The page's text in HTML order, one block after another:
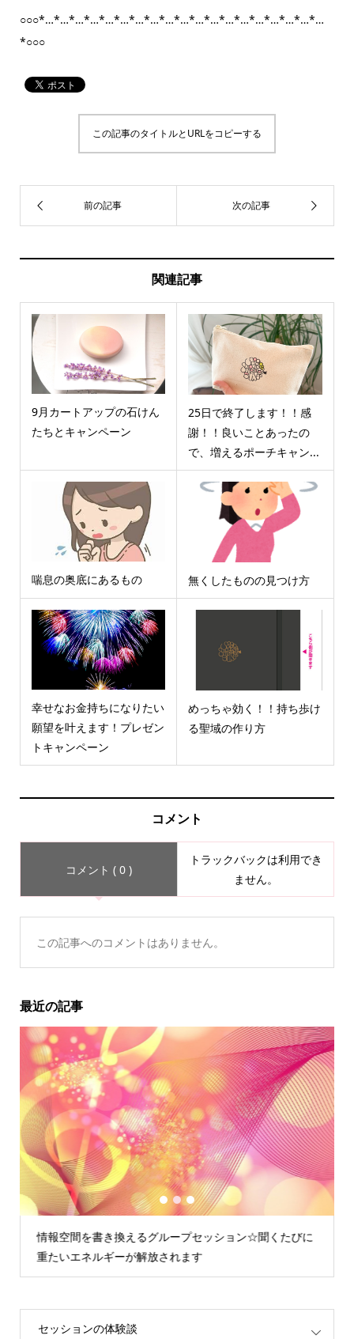
○○○*…*…*…*…*…*…*…*…*…*…*…*…*…*…*…*…*…*…*…
*○○○
この記事のタイトルとURLをコピーする
関連記事
9月カートアップの石けん
たちとキャンペーン
25日で終了します！！感
謝！！良いことあったの
で、増えるポーチキャン...
喘息の奥底にあるもの 無くしたものの見つけ方
幸せなお金持ちになりたい
願望を叶えます！プレゼン
トキャンペーン
めっちゃ効く！！持ち歩け
る聖域の作り方
コメント
コメント ( 0 )
トラックバックは利用でき
ません。
この記事へのコメントはありません。
最近の記事
情報空間を書き換えるグループセッション☆聞くたびに
重たいエネルギーが解放されます
1 2 3
セッションの体験談